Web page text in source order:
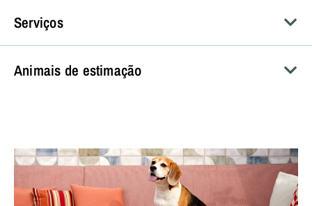
Serviços
Animais de estimação